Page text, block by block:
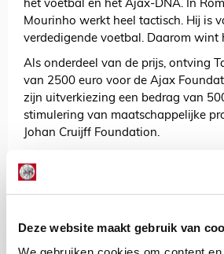
Deze website maakt gebruik van
het voetbal en het Ajax-DNA. In
Mourinho werkt heel tactisch. Hij is
verdedigende voetbal. Daarom wint
Als onderdeel van de prijs, ontving
van 2500 euro voor de Ajax
zijn uitverkiezing een bedrag van
stimulering van maatschappelijke
Johan Cruijff Foundation.
Benjamin Tahirović =